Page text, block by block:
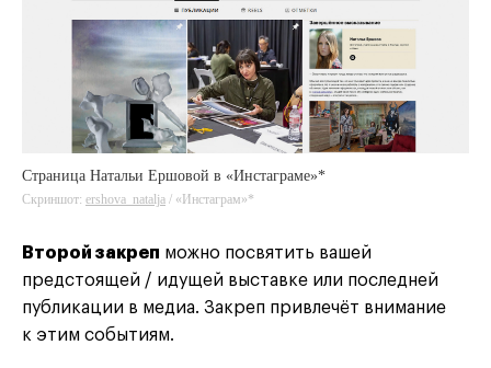
Страница Натальи Ершовой в «Инстаграме»*
Скриншот: ershova_natalja / «Инстаграм»*
Второй закреп можно посвятить вашей
предстоящей / идущей выставке или последней
публикации в медиа. Закреп привлечёт внимание
к этим событиям.